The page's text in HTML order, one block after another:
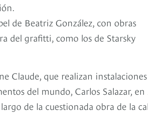
de Beatriz González, con obras
del grafitti, como los de Starsky
Claude, que realizan instalaciones
del mundo, Carlos Salazar, en
de la cuestionada obra de la